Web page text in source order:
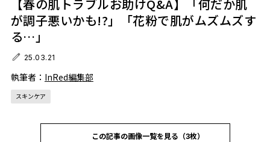
【春の肌トラブルお助けQ&A】「何だか肌
が調子悪いかも!?」「花粉で肌がムズムズす
る…」
25.03.21
執筆者： InRed編集部
スキンケア
この記事の画像一覧を見る（3枚）